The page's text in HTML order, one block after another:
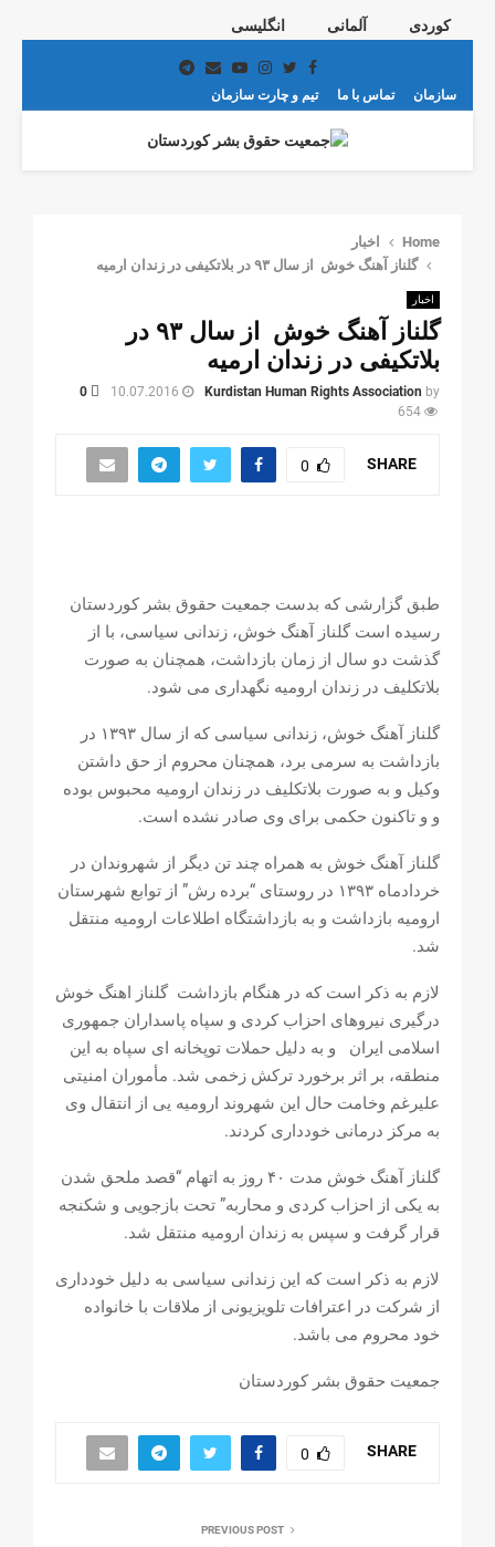
کوردی آلمانی انگلیسی
Facebook
Twitter
Instagram
Youtube
Email
Telegram
سازمان تماس با ما تیم و چارت سازمان
PRIMARY
Home
اخبار
گلناز آهنگ خوش از سال ٩٣ در بلاتکیفی در زندان ارمیە
اخبار
گلناز آهنگ خوش از سال ٩٣ در
بلاتکیفی در زندان ارمیە
by
Kurdistan Human Rights Association
10.07.2016
0
654
SHARE
0
طبق گزارشی کە بدست جمعیت حقوق بشر کوردستان
رسیدە است گلناز آهنگ خوش، زندانی سیاسی، با از
گذشت دو سال از زمان بازداشت، همچنان به صورت
بلاتکلیف در زندان ارومیه نگهداری می شود.
گلناز آهنگ خوش، زندانی سیاسی که از سال ۱۳۹۳ در
بازداشت به سرمی برد، همچنان محروم از حق داشتن
وکیل و به صورت بلاتکلیف در زندان ارومیه محبوس بوده
و و تاکنون حکمی برای وی صادر نشده است.
گلناز آهنگ خوش به همراه چند تن دیگر از شهروندان در
خردادماه ۱۳۹۳ در روستای “برده رش” از توابع شهرستان
ارومیه بازداشت و به بازداشتگاه اطلاعات ارومیه منتقل
شد.
لازم بە ذکر است کە در هنگام بازداشت گلناز اهنگ خوش
درگیری نیروهای احزاب کردی و سپاه پاسداران جمهوری
اسلامی ایران و به دلیل حملات توپخانه ای سپاه به این
منطقه، بر اثر برخورد ترکش زخمی شد. مأموران امنیتی
علیرغم وخامت حال این شهروند ارومیه یی از انتقال وی
به مرکز درمانی خودداری کردند.
گلناز آهنگ خوش مدت ۴۰ روز به اتهام “قصد ملحق شدن
به یکی از احزاب کردی و محاربه” تحت بازجویی و شکنجه
قرار گرفت و سپس به زندان ارومیه منتقل شد.
لازم به ذکر است که این زندانی سیاسی به دلیل خودداری
از شرکت در اعترافات تلویزیونی از ملاقات با خانواده
خود محروم می باشد.
جمعیت حقوق بشر کوردستان
SHARE
0
PREVIOUS POST